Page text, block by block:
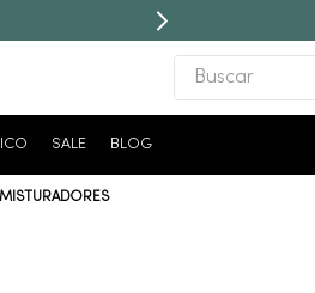
Buscar
SALE BLOG
MISTURADORES